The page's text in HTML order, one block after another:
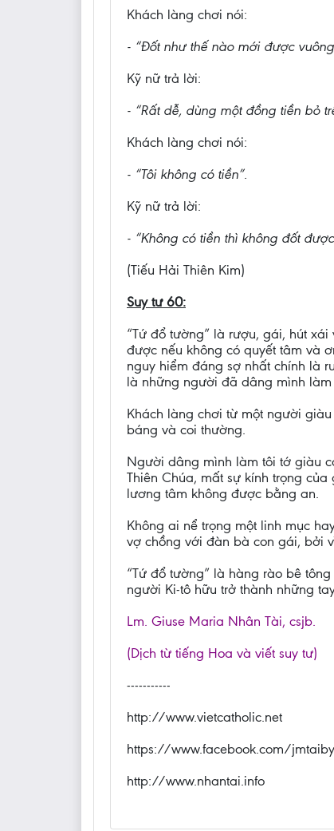
Khách làng chơi nói:
- “Đốt như thế nào mới được
Kỹ nữ trả lời:
- “Rất dễ, dùng một đồng tiền bỏ
Khách làng chơi nói:
- “Tôi không có tiền”.
Kỹ nữ trả lời:
- “Không có tiền thì không đốt
(Tiếu Hải Thiên Kim)
Suy tư 60:
“Tứ đổ tường” là rượu, gái, hút
được nếu không có quyết tâm và
nguy hiểm đáng sợ nhất chính là
là những người đã dâng mình làm
Khách làng chơi từ một người
báng và coi thường.
Người dâng mình làm tôi tớ giàu
Thiên Chúa, mất sự kính trọng
lương tâm không được bằng an.
Không ai nể trọng một linh mục
vợ chồng với đàn bà con gái, bởi
“Tứ đổ tường” là hàng rào bê
người Ki-tô hữu trở thành những
Lm. Giuse Maria Nhân Tài, csjb.
(Dịch từ tiếng Hoa và viết suy tư)
-----------
http://www.vietcatholic.net
https://www.facebook.com/jmtaiby
http://www.nhantai.info